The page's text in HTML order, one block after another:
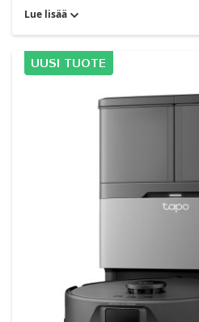
Lue lisää